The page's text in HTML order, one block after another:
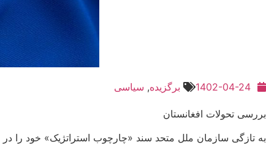
1402-04-24 برگزیده, سیاسی
بررسی تحولات افغانستان